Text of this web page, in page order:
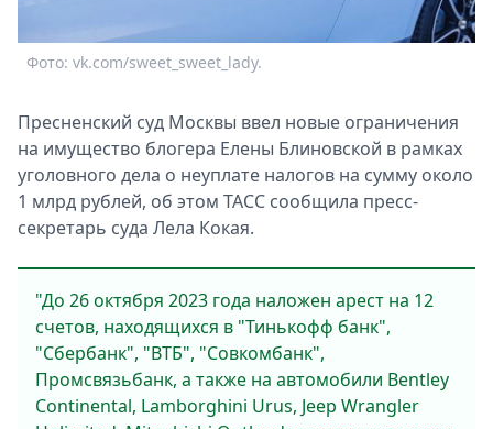
Скачай
Фото: vk.com/sweet_sweet_lady.
Пресненский суд Москвы ввел новые ограничения
на имущество блогера Елены Блиновской в рамках
уголовного дела о неуплате налогов на сумму около
1 млрд рублей, об этом ТАСС сообщила пресс-
секретарь суда Лела Кокая.
"До 26 октября 2023 года наложен арест на 12
счетов, находящихся в "Тинькофф банк",
"Сбербанк", "ВТБ", "Совкомбанк",
Промсвязьбанк, а также на автомобили Bentley
Continental, Lamborghini Urus, Jeep Wrangler